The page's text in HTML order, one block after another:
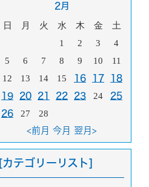
2月
日 月 火 水 木 金
土
1
2 3
4
5
6 7 8 9 10
11
12
13 14 15 16 17
18
19
20 21 22 23 24
25
26
27 28
<前月 今月 翌月>
[カテゴリーリスト]